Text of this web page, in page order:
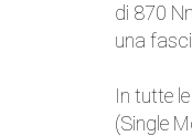
di 870
una
In tutte
(Single